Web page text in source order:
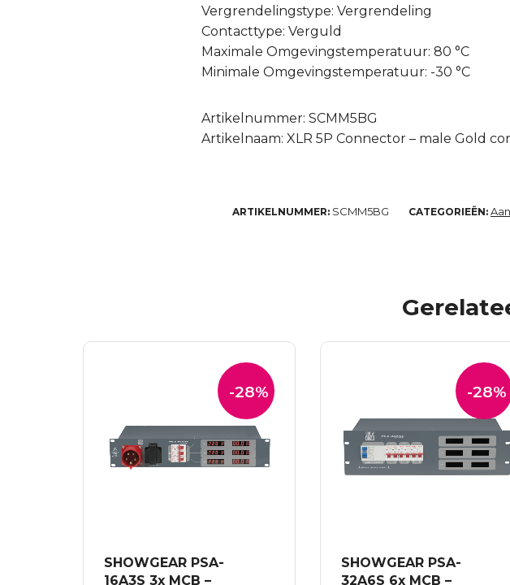
Vergrendelingstype: Vergrendeling
Contacttype: Verguld
Maximale Omgevingstemperatuur: 80 °C
Minimale Omgevingstemperatuur: -30 °C
Artikelnummer: SCMM5BG
Artikelnaam: XLR 5P Connector – male Gold
ARTIKELNUMMER: SCMM5BG CATEGORIEËN:
-28%
SHOWGEAR PSA-
16A3S 3x MCB –
-28%
SHOWGEAR PSA-
32A6S 6x MCB –